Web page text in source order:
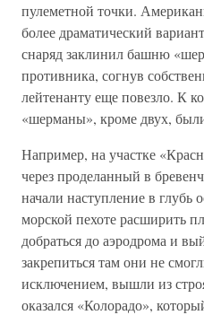
пулеметной точки.
более драматический
снаряд заклинил башню
противника, согнув
лейтенанту еще повезло. К
«шерманы», кроме двух,
Например, на участке
через проделанный в
начали наступление в глубь
морской пехоте расширить
добраться до аэродрома и
закрепиться там они не
исключением, вышли из
оказался «Колорадо»,